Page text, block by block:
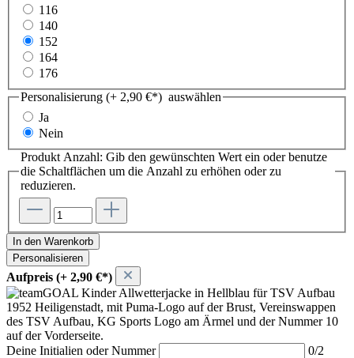
116
140
152
164
176
Personalisierung (+ 2,90 €*) auswählen
Ja
Nein
Produkt Anzahl: Gib den gewünschten Wert ein oder benutze
die Schaltflächen um die Anzahl zu erhöhen oder zu
reduzieren.
In den Warenkorb
Personalisieren
Aufpreis (+ 2,90 €*)
Deine Initialien oder Nummer 0/2